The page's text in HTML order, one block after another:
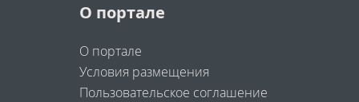
О портале
О портале
Условия размещения
Пользовательское соглашение